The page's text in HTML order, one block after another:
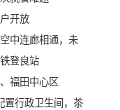
开放
中连廊相通，未
登良站
福田中心区
置行政卫生间，茶